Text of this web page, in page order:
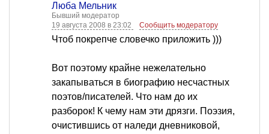
Люба Мельник
Бывший модератор
19 августа 2008 в 23:02
Сообщить модератору
Чтоб покрепче словечко приложить )))
Вот поэтому крайне нежелательно
закапываться в биографию несчастных
поэтов/писателей. Что нам до их
разборок! К чему нам эти дрязги. Поэзия,
очистившись от наледи дневниковой,